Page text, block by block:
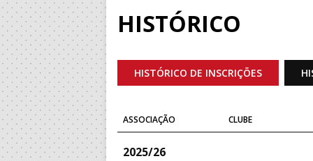
HISTÓRICO
HISTÓRICO DE INSCRIÇÕES
ASSOCIAÇÃO CLUBE
2025/26